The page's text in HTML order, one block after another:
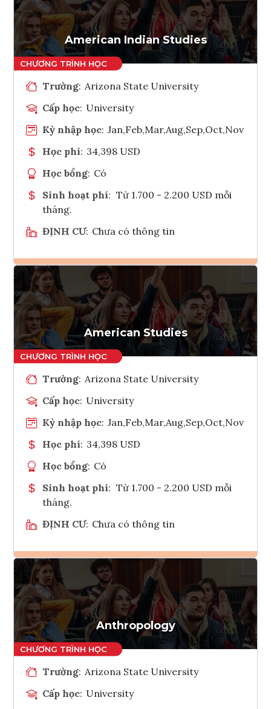
Tham vấn Interlink
American Indian Studies
Trường: Arizona State University
Cấp học: University
Kỳ nhập học: Jan,Feb,Mar,Aug,Sep,Oct,Nov
Học phí: 34,398 USD
Học bổng: Có
Sinh hoạt phí: Từ 1.700 - 2.200 USD mỗi
tháng.
ĐỊNH CƯ: Chưa có thông tin
Ghi danh
Tham vấn Interlink
American Studies
Trường: Arizona State University
Cấp học: University
Kỳ nhập học: Jan,Feb,Mar,Aug,Sep,Oct,Nov
Học phí: 34,398 USD
Học bổng: Có
Sinh hoạt phí: Từ 1.700 - 2.200 USD mỗi
tháng.
ĐỊNH CƯ: Chưa có thông tin
Ghi danh
Tham vấn Interlink
Anthropology
Trường: Arizona State University
Cấp học: University